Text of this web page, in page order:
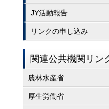
JY活動報告
リンクの申し込み
関連公共機関リン
農林水産省
厚生労働省